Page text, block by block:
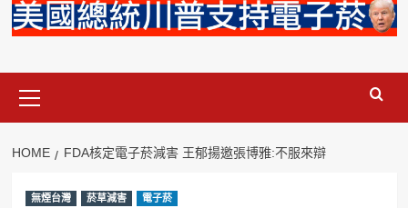
Menu
HOME FDA核定電子菸減害 王郁揚邀張博雅:不服來辯
無煙台灣 菸草減害 電子菸